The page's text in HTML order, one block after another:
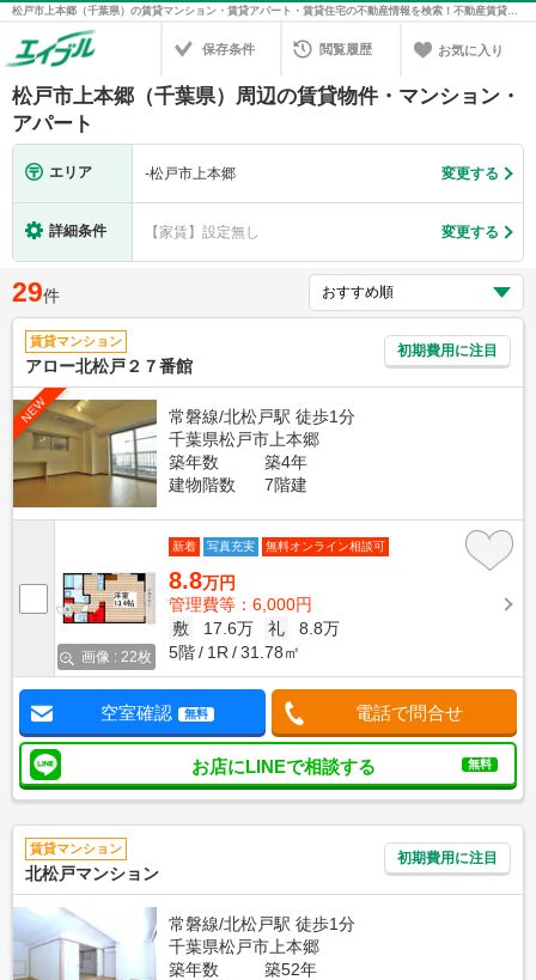
松戸市上本郷（千葉県）の賃貸マンション・賃貸アパート・賃貸住宅の不動産情報を検索！不動産賃貸の物件探しは、お部屋探しのエイブル
保存条件 閲覧履歴 お気に入り
松戸市上本郷（千葉県）周辺の賃貸物件・マンション・
アパート
エリア -松戸市上本郷 変更する
詳細条件 【家賃】設定無し 変更する
29件
賃貸マンション
アロー北松戸２７番館
初期費用に注目
NEW
常磐線/北松戸駅 徒歩1分
千葉県松戸市上本郷
築年数
築4年
建物階数
7階建
画像 : 22枚
新着 写真充実 無料オンライン相談可
8.8万円
管理費等：6,000円
敷
17.6万 礼
8.8万
5階
1R 31.78㎡
空室確認 無料 電話で問合せ
お店にLINEで相談する 無料
賃貸マンション
北松戸マンション
初期費用に注目
常磐線/北松戸駅 徒歩1分
千葉県松戸市上本郷
築年数
築52年